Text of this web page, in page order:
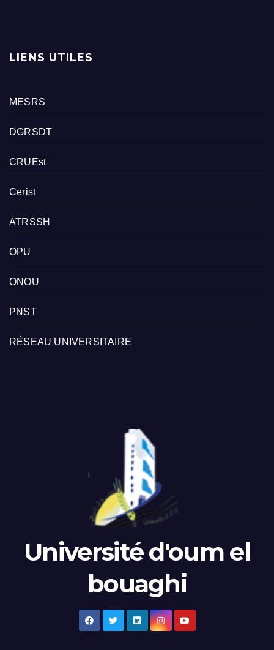
LIENS UTILES
MESRS
DGRSDT
CRUEst
Cerist
ATRSSH
OPU
ONOU
PNST
RÉSEAU UNIVERSITAIRE
Université d'oum el
bouaghi